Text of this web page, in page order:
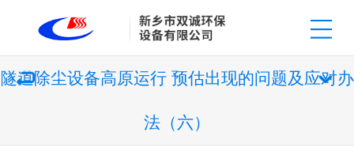
隧道除尘设备高原运行 预估出现的问题及应对办
法（六）